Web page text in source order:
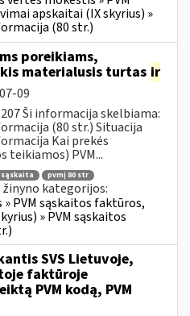
apskaitai (IX skyrius) »
(80 str.)
poreikiams,
materialusis turtas ir
09
Ši informacija skelbiama:
(80 str.) Situacija
Kai prekės
teikiamos) PVM...
sąskaita
pvmį 80 str
žinyno kategorijos:
PVM sąskaitos faktūros,
» PVM sąskaitos
SVS Lietuvoje,
faktūroje
PVM kodą, PVM